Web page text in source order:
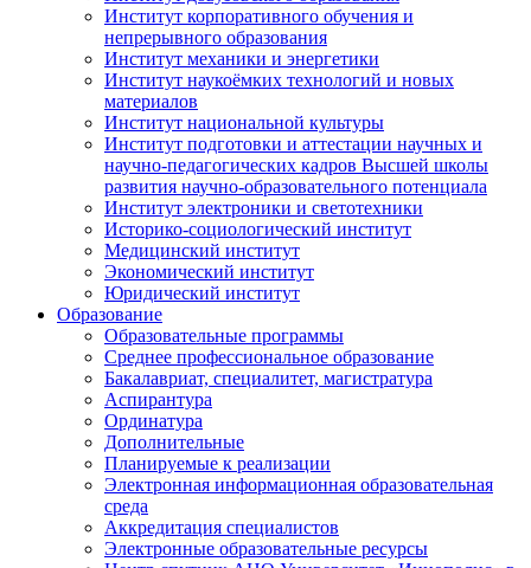
Институт корпоративного обучения и
непрерывного образования
Институт механики и энергетики
Институт наукоёмких технологий и новых
материалов
Институт национальной культуры
Институт подготовки и аттестации научных и
научно-педагогических кадров Высшей школы
развития научно-образовательного потенциала
Институт электроники и светотехники
Историко-социологический институт
Медицинский институт
Экономический институт
Юридический институт
Образование
Образовательные программы
Среднее профессиональное образование
Бакалавриат, специалитет, магистратура
Аспирантура
Ординатура
Дополнительные
Планируемые к реализации
Электронная информационная образовательная
среда
Аккредитация специалистов
Электронные образовательные ресурсы